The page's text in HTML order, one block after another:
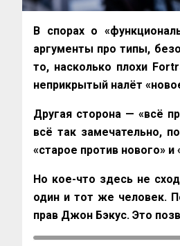
В спорах о
аргументы про типы,
то, насколько плохи
неприкрытый налёт
Другая сторона — «всё
всё так замечательно,
«старое против нового»
Но кое-что здесь не
один и тот же человек.
прав Джон Бэкус. Это